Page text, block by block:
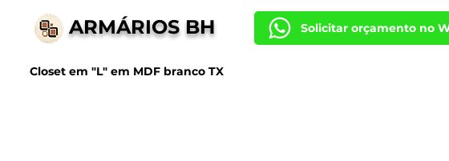
ARMÁRIOS BH Solicitar orçamento no
Closet em "L" em MDF branco TX